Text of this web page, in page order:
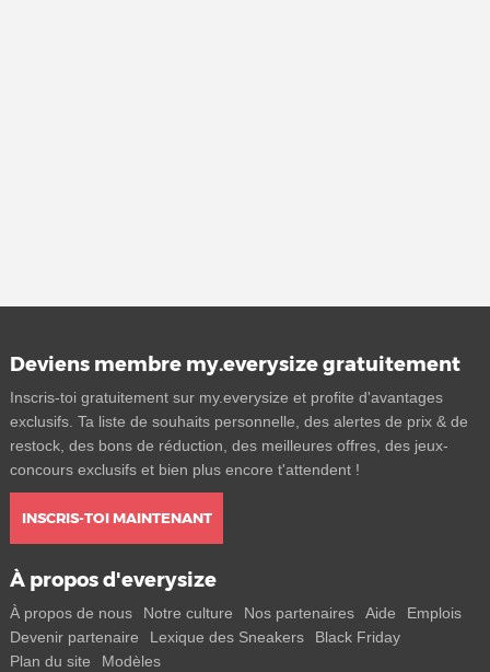
Deviens membre my.everysize gratuitement
Inscris-toi gratuitement sur my.everysize et profite d'avantages
exclusifs. Ta liste de souhaits personnelle, des alertes de prix & de
restock, des bons de réduction, des meilleures offres, des jeux-
concours exclusifs et bien plus encore t'attendent !
INSCRIS-TOI MAINTENANT
À propos d'everysize
À propos de nous Notre culture Nos partenaires Aide
Emplois
Devenir partenaire
Lexique des Sneakers
Black Friday
Plan du site
Modèles